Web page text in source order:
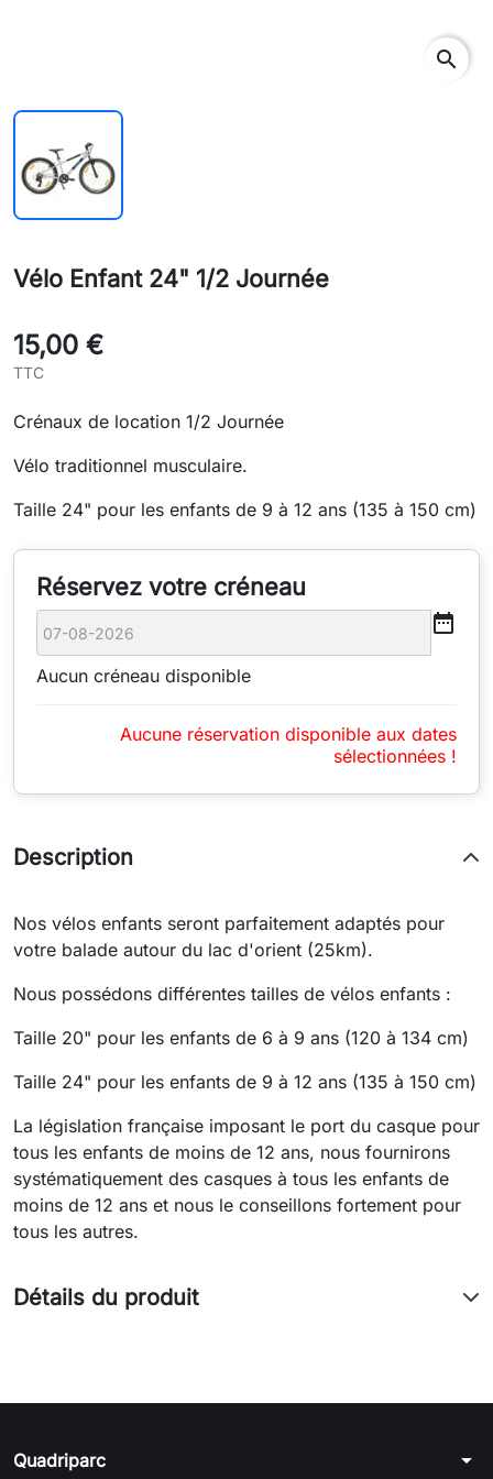
search
Vélo Enfant 24" 1/2 Journée
15,00 €
TTC
Crénaux de location 1/2 Journée
Vélo traditionnel musculaire.
Taille 24" pour les enfants de 9 à 12 ans (135 à 150 cm)
Réservez votre créneau
date_range
Aucun créneau disponible
Aucune réservation disponible aux dates
sélectionnées !
Description
Nos vélos enfants seront parfaitement adaptés pour
votre balade autour du lac d'orient (25km).
Nous possédons différentes tailles de vélos enfants :
Taille 20" pour les enfants de 6 à 9 ans (120 à 134 cm)
Taille 24" pour les enfants de 9 à 12 ans (135 à 150 cm)
La législation française imposant le port du casque pour
tous les enfants de moins de 12 ans, nous fournirons
systématiquement des casques à tous les enfants de
moins de 12 ans et nous le conseillons fortement pour
tous les autres.
Détails du produit
Quadriparc arrow_drop_down